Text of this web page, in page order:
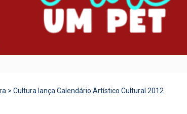
> Cultura lança Calendário Artístico Cultural 2012